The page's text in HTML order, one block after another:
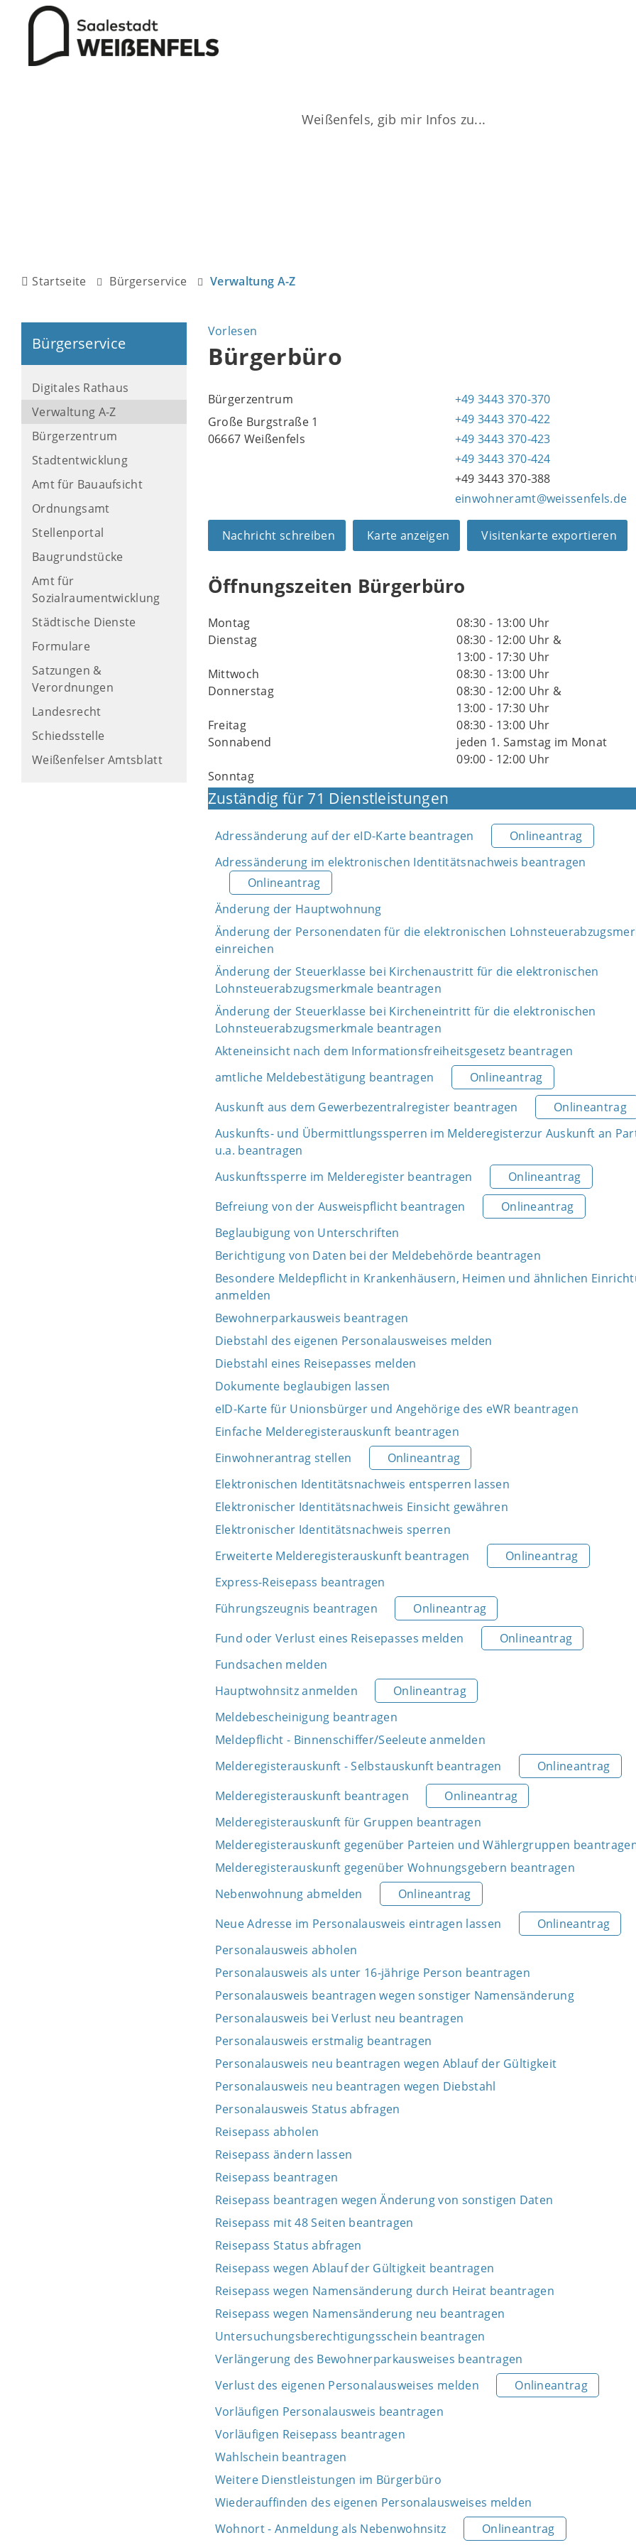
Startseite Bürgerservice Verwaltung A-Z
Bürgerservice
Digitales Rathaus
Verwaltung A-Z
Bürgerzentrum
Stadtentwicklung
Amt für Bauaufsicht
Ordnungsamt
Stellenportal
Baugrundstücke
Amt für
Sozialraumentwicklung
Städtische Dienste
Formulare
Satzungen &
Verordnungen
Landesrecht
Schiedsstelle
Weißenfelser Amtsblatt
Vorlesen
Bürgerbüro
Bürgerzentrum
Große Burgstraße 1
06667 Weißenfels
+49 3443 370-370
+49 3443 370-422
+49 3443 370-423
+49 3443 370-424
+49 3443 370-388
einwohneramt@weissenfels.de
Nachricht schreiben Karte anzeigen Visitenkarte exportieren
Öffnungszeiten Bürgerbüro
Montag
08:30 - 13:00 Uhr
Dienstag
08:30 - 12:00 Uhr &
13:00 - 17:30 Uhr
Mittwoch
08:30 - 13:00 Uhr
Donnerstag
08:30 - 12:00 Uhr &
13:00 - 17:30 Uhr
Freitag
08:30 - 13:00 Uhr
Sonnabend
jeden 1. Samstag im Monat
09:00 - 12:00 Uhr
Sonntag
Zuständig für 71 Dienstleistungen
Adressänderung auf der eID-Karte beantragen
Onlineantrag
Adressänderung im elektronischen Identitätsnachweis beantragen
Onlineantrag
Änderung der Hauptwohnung
Änderung der Personendaten für die elektronischen
einreichen
Änderung der Steuerklasse bei Kirchenaustritt für die elektronischen
Lohnsteuerabzugsmerkmale beantragen
Änderung der Steuerklasse bei Kircheneintritt für die elektronischen
Lohnsteuerabzugsmerkmale beantragen
Akteneinsicht nach dem Informationsfreiheitsgesetz beantragen
amtliche Meldebestätigung beantragen
Onlineantrag
Auskunft aus dem Gewerbezentralregister beantragen
Onlineantrag
Auskunfts- und Übermittlungssperren im Melderegisterzur Auskunft an
u.a. beantragen
Auskunftssperre im Melderegister beantragen
Onlineantrag
Befreiung von der Ausweispflicht beantragen
Onlineantrag
Beglaubigung von Unterschriften
Berichtigung von Daten bei der Meldebehörde beantragen
Besondere Meldepflicht in Krankenhäusern, Heimen und ähnlichen
anmelden
Bewohnerparkausweis beantragen
Diebstahl des eigenen Personalausweises melden
Diebstahl eines Reisepasses melden
Dokumente beglaubigen lassen
eID-Karte für Unionsbürger und Angehörige des eWR beantragen
Einfache Melderegisterauskunft beantragen
Einwohnerantrag stellen
Onlineantrag
Elektronischen Identitätsnachweis entsperren lassen
Elektronischer Identitätsnachweis Einsicht gewähren
Elektronischer Identitätsnachweis sperren
Erweiterte Melderegisterauskunft beantragen
Onlineantrag
Express-Reisepass beantragen
Führungszeugnis beantragen
Onlineantrag
Fund oder Verlust eines Reisepasses melden
Onlineantrag
Fundsachen melden
Hauptwohnsitz anmelden
Onlineantrag
Meldebescheinigung beantragen
Meldepflicht - Binnenschiffer/Seeleute anmelden
Melderegisterauskunft - Selbstauskunft beantragen
Onlineantrag
Melderegisterauskunft beantragen
Onlineantrag
Melderegisterauskunft für Gruppen beantragen
Melderegisterauskunft gegenüber Parteien und Wählergruppen
Melderegisterauskunft gegenüber Wohnungsgebern beantragen
Nebenwohnung abmelden
Onlineantrag
Neue Adresse im Personalausweis eintragen lassen
Onlineantrag
Personalausweis abholen
Personalausweis als unter 16-jährige Person beantragen
Personalausweis beantragen wegen sonstiger Namensänderung
Personalausweis bei Verlust neu beantragen
Personalausweis erstmalig beantragen
Personalausweis neu beantragen wegen Ablauf der Gültigkeit
Personalausweis neu beantragen wegen Diebstahl
Personalausweis Status abfragen
Reisepass abholen
Reisepass ändern lassen
Reisepass beantragen
Reisepass beantragen wegen Änderung von sonstigen Daten
Reisepass mit 48 Seiten beantragen
Reisepass Status abfragen
Reisepass wegen Ablauf der Gültigkeit beantragen
Reisepass wegen Namensänderung durch Heirat beantragen
Reisepass wegen Namensänderung neu beantragen
Untersuchungsberechtigungsschein beantragen
Verlängerung des Bewohnerparkausweises beantragen
Verlust des eigenen Personalausweises melden
Onlineantrag
Vorläufigen Personalausweis beantragen
Vorläufigen Reisepass beantragen
Wahlschein beantragen
Weitere Dienstleistungen im Bürgerbüro
Wiederauffinden des eigenen Personalausweises melden
Wohnort - Anmeldung als Nebenwohnsitz
Onlineantrag